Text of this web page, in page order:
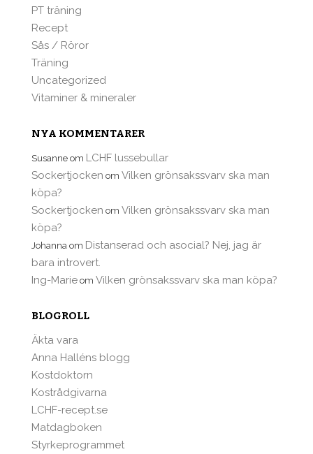
PT träning
Recept
Sås / Röror
Träning
Uncategorized
Vitaminer & mineraler
NYA KOMMENTARER
Susanne om LCHF lussebullar
Sockertjocken om Vilken grönsakssvarv ska man
köpa?
Sockertjocken om Vilken grönsakssvarv ska man
köpa?
Johanna om Distanserad och asocial? Nej, jag är
bara introvert.
Ing-Marie om Vilken grönsakssvarv ska man köpa?
BLOGROLL
Äkta vara
Anna Halléns blogg
Kostdoktorn
Kostrådgivarna
LCHF-recept.se
Matdagboken
Styrkeprogrammet